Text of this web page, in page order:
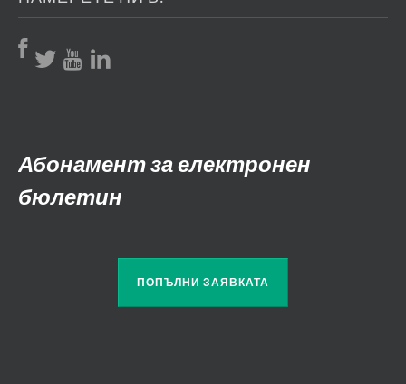
Абонамент за електронен
бюлетин
ПОПЪЛНИ ЗАЯВКАТА